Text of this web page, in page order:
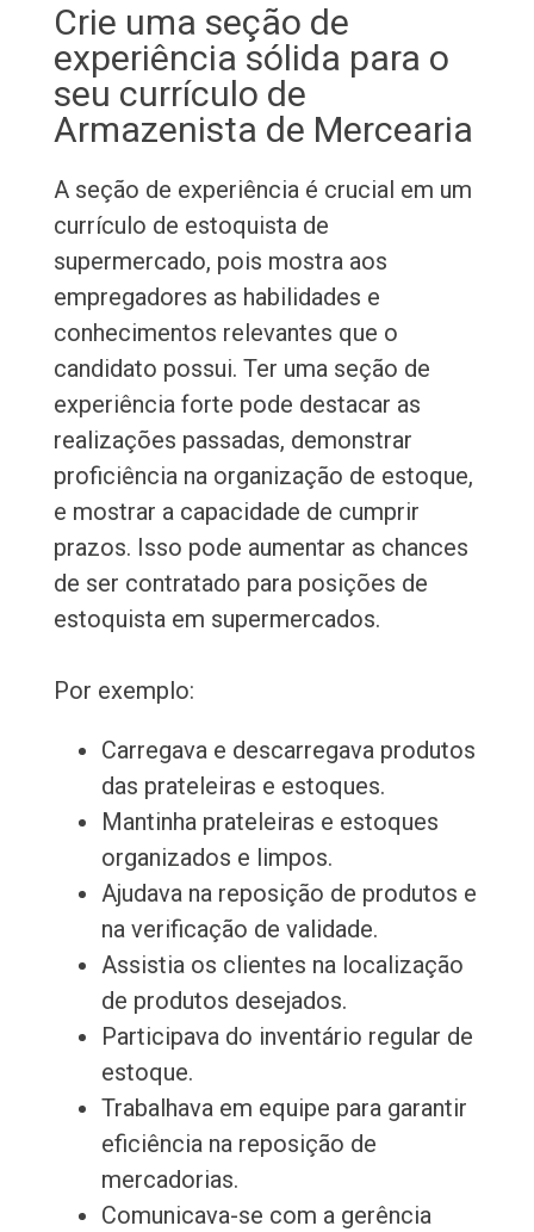
Crie uma seção de
experiência sólida para o
seu currículo de
Armazenista de Mercearia
A seção de experiência é crucial em um
currículo de estoquista de
supermercado, pois mostra aos
empregadores as habilidades e
conhecimentos relevantes que o
candidato possui. Ter uma seção de
experiência forte pode destacar as
realizações passadas, demonstrar
proficiência na organização de estoque,
e mostrar a capacidade de cumprir
prazos. Isso pode aumentar as chances
de ser contratado para posições de
estoquista em supermercados.
Por exemplo:
Carregava e descarregava produtos
das prateleiras e estoques.
Mantinha prateleiras e estoques
organizados e limpos.
Ajudava na reposição de produtos e
na verificação de validade.
Assistia os clientes na localização
de produtos desejados.
Participava do inventário regular de
estoque.
Trabalhava em equipe para garantir
eficiência na reposição de
mercadorias.
Comunicava-se com a gerência